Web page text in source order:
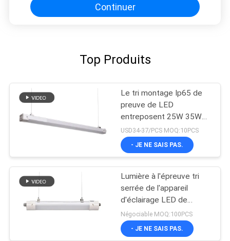
Continuer
Top Produits
Le tri montage Ip65 de
preuve de LED
entreposent 25W 35W
lumen élevé de garantie
de 5 ans
USD34-37/PCS MOQ:10PCS
- JE NE SAIS PAS.
Lumière à l'épreuve tri
serrée de l'appareil
d'éclairage LED de
vapeur d'IP65 LED pour
les solutions de allumage
adaptées aux besoins du
Négociable MOQ:100PCS
- JE NE SAIS PAS.